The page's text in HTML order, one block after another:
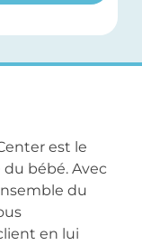
est le
bébé. Avec
du
en lui